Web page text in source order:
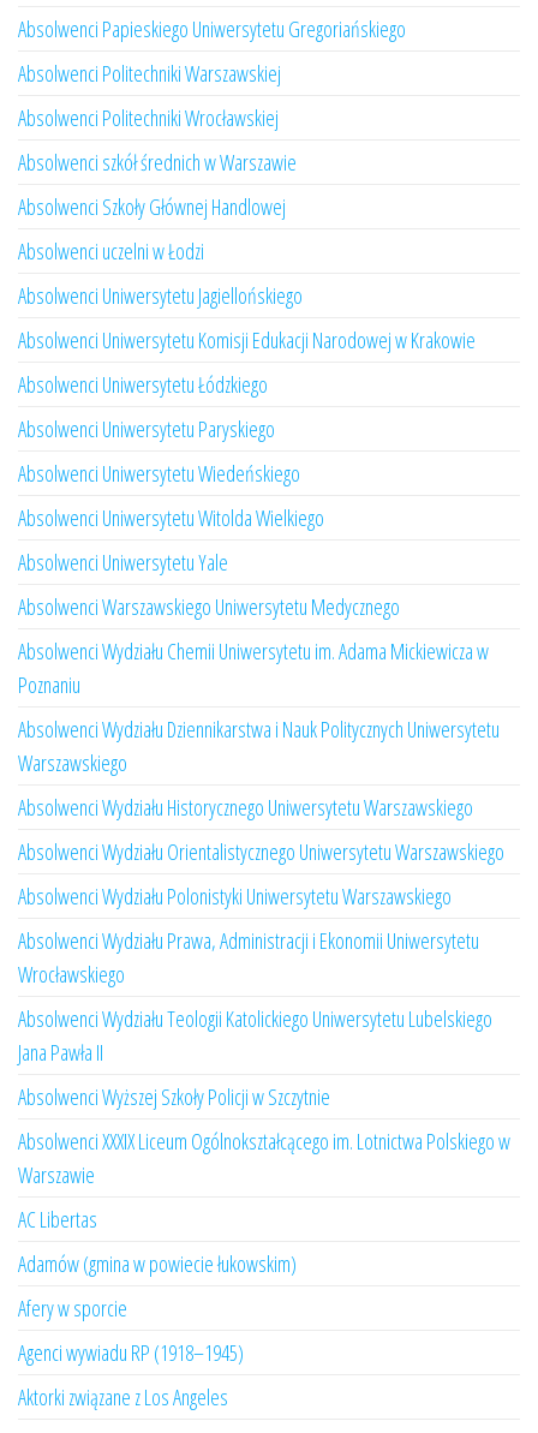
Absolwenci Papieskiego Uniwersytetu Gregoriańskiego
Absolwenci Politechniki Warszawskiej
Absolwenci Politechniki Wrocławskiej
Absolwenci szkół średnich w Warszawie
Absolwenci Szkoły Głównej Handlowej
Absolwenci uczelni w Łodzi
Absolwenci Uniwersytetu Jagiellońskiego
Absolwenci Uniwersytetu Komisji Edukacji Narodowej w Krakowie
Absolwenci Uniwersytetu Łódzkiego
Absolwenci Uniwersytetu Paryskiego
Absolwenci Uniwersytetu Wiedeńskiego
Absolwenci Uniwersytetu Witolda Wielkiego
Absolwenci Uniwersytetu Yale
Absolwenci Warszawskiego Uniwersytetu Medycznego
Absolwenci Wydziału Chemii Uniwersytetu im. Adama Mickiewicza w
Poznaniu
Absolwenci Wydziału Dziennikarstwa i Nauk Politycznych Uniwersytetu
Warszawskiego
Absolwenci Wydziału Historycznego Uniwersytetu Warszawskiego
Absolwenci Wydziału Orientalistycznego Uniwersytetu Warszawskiego
Absolwenci Wydziału Polonistyki Uniwersytetu Warszawskiego
Absolwenci Wydziału Prawa, Administracji i Ekonomii Uniwersytetu
Wrocławskiego
Absolwenci Wydziału Teologii Katolickiego Uniwersytetu Lubelskiego
Jana Pawła II
Absolwenci Wyższej Szkoły Policji w Szczytnie
Absolwenci XXXIX Liceum Ogólnokształcącego im. Lotnictwa Polskiego w
Warszawie
AC Libertas
Adamów (gmina w powiecie łukowskim)
Afery w sporcie
Agenci wywiadu RP (1918–1945)
Aktorki związane z Los Angeles